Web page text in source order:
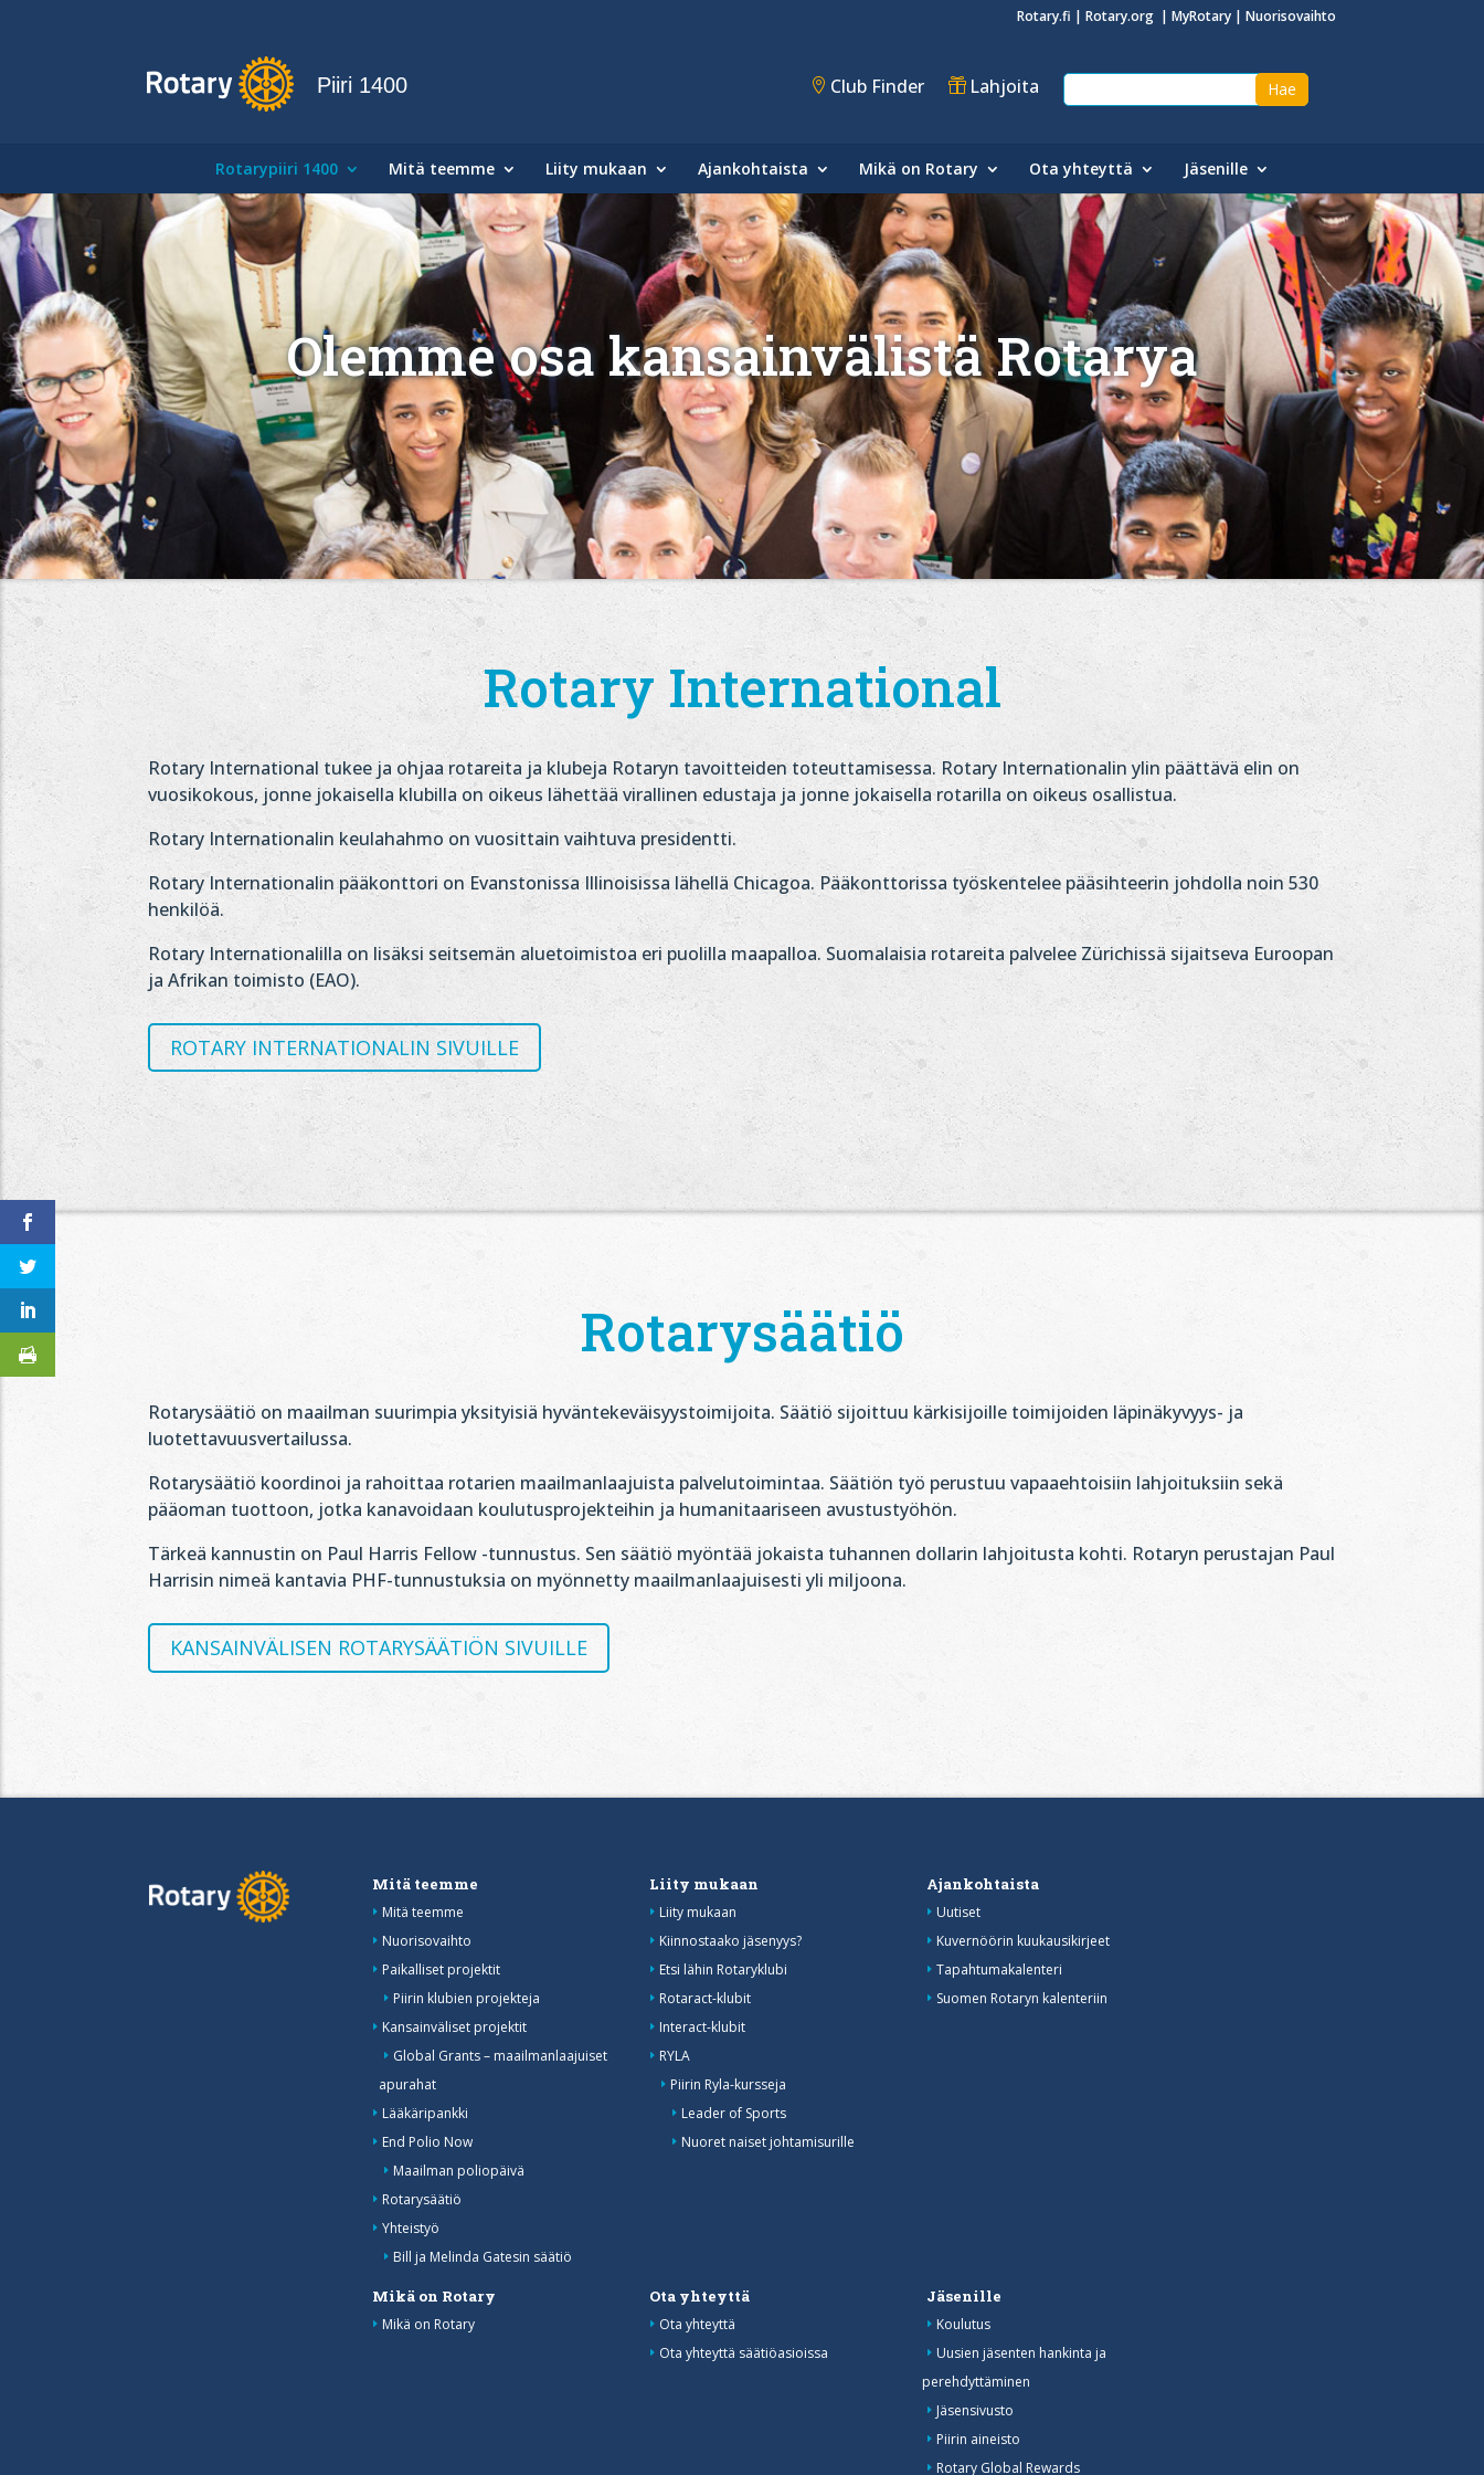
Rotary.fi | Rotary.org | MyRotary| Nuorisovaihto
Piiri 1400 Club Finder Lahjoita
Rotarypiiri 1400 Mitä teemme Liity mukaan Ajankohtaista Mikä on Rotary Ota yhteyttä Jäsenille
Olemme osa kansainvälistä Rotarya
Rotary International
Rotary International tukee ja ohjaa rotareita ja klubeja Rotaryn tavoitteiden toteuttamisessa. Rotary Internationalin ylin päättävä elin on
vuosikokous, jonne jokaisella klubilla on oikeus lähettää virallinen edustaja ja jonne jokaisella rotarilla on oikeus osallistua.
Rotary Internationalin keulahahmo on vuosittain vaihtuva presidentti.
Rotary Internationalin pääkonttori on Evanstonissa Illinoisissa lähellä Chicagoa. Pääkonttorissa työskentelee pääsihteerin johdolla noin 530
henkilöä.
Rotary Internationalilla on lisäksi seitsemän aluetoimistoa eri puolilla maapalloa. Suomalaisia rotareita palvelee Zürichissä sijaitseva Euroopan
ja Afrikan toimisto (EAO).
ROTARY INTERNATIONALIN SIVUILLE
Rotarysäätiö
Rotarysäätiö on maailman suurimpia yksityisiä hyväntekeväisyystoimijoita. Säätiö sijoittuu kärkisijoille toimijoiden läpinäkyvyys- ja
luotettavuusvertailussa.
Rotarysäätiö koordinoi ja rahoittaa rotarien maailmanlaajuista palvelutoimintaa. Säätiön työ perustuu vapaaehtoisiin lahjoituksiin sekä
pääoman tuottoon, jotka kanavoidaan koulutusprojekteihin ja humanitaariseen avustustyöhön.
Tärkeä kannustin on Paul Harris Fellow -tunnustus. Sen säätiö myöntää jokaista tuhannen dollarin lahjoitusta kohti. Rotaryn perustajan Paul
Harrisin nimeä kantavia PHF-tunnustuksia on myönnetty maailmanlaajuisesti yli miljoona.
KANSAINVÄLISEN ROTARYSÄÄTIÖN SIVUILLE
Mitä teemme
Mitä teemme
Nuorisovaihto
Paikalliset projektit
Piirin klubien projekteja
Kansainväliset projektit
Global Grants – maailmanlaajuiset
apurahat
Lääkäripankki
End Polio Now
Maailman poliopäivä
Rotarysäätiö
Yhteistyö
Bill ja Melinda Gatesin säätiö
Liity mukaan
Liity mukaan
Kiinnostaako jäsenyys?
Etsi lähin Rotaryklubi
Rotaract-klubit
Interact-klubit
RYLA
Piirin Ryla-kursseja
Leader of Sports
Nuoret naiset johtamisurille
Ajankohtaista
Uutiset
Kuvernöörin kuukausikirjeet
Tapahtumakalenteri
Suomen Rotaryn kalenteriin
Mikä on Rotary
Mikä on Rotary
Ota yhteyttä
Ota yhteyttä
Ota yhteyttä säätiöasioissa
Jäsenille
Koulutus
Uusien jäsenten hankinta ja
perehdyttäminen
Jäsensivusto
Piirin aineisto
Rotary Global Rewards